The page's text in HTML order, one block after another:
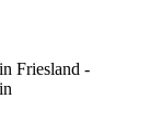
Friesland -